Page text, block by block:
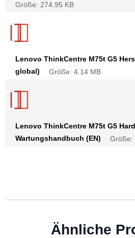
Größe: 274.95 KB
Lenovo ThinkCentre M75t G5
global)
Größe: 4.14 MB
Lenovo ThinkCentre M75t G5
Wartungshandbuch (EN)
Größe:
Ähnliche